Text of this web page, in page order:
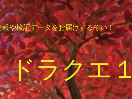
報や検証データをお届けするぞい！
ラクエ